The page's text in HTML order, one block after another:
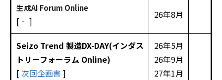
生成AI Forum Online
[‐ ]
26年8月
Seizo Trend 製造DX-DAY(インダス
トリーフォーラム Online)
[次回企画書 ]
26年5月
26年9月
27年1月